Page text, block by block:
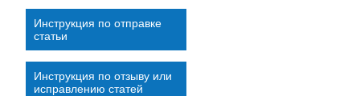
Инструкция по отправке
статьи
Инструкция по отзыву или
исправлению статей